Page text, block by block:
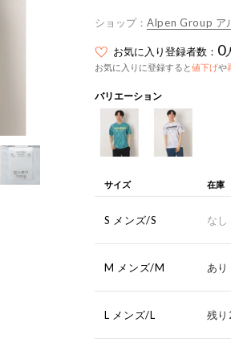
ショップ： Alpen Group ア
お気に入り登録者数： 0
お気に入りに登録すると値下げや
バリエーション
サイズ 在庫
S メンズ/S なし
M メンズ/M あり
L メンズ/L 残り